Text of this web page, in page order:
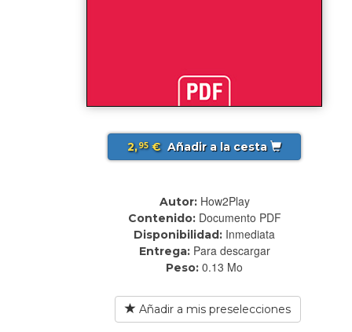
2,95€ Añadir a la cesta
Autor: How2Play
Contenido: Documento PDF
Disponibilidad: Inmediata
Entrega: Para descargar
Peso: 0.13 Mo
Añadir a mis preselecciones